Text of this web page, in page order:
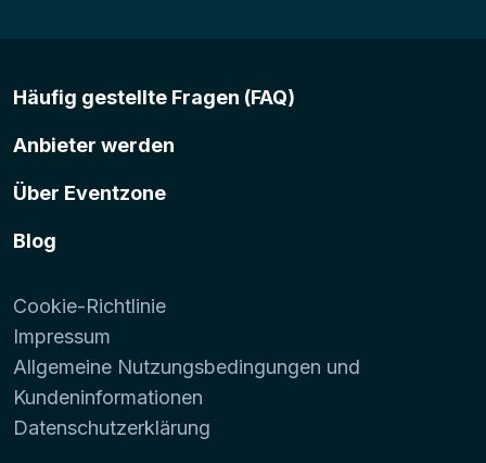
Häufig gestellte Fragen (FAQ)
Anbieter werden
Über Eventzone
Blog
Cookie-Richtlinie
Impressum
Allgemeine Nutzungsbedingungen und
Kundeninformationen
Datenschutzerklärung